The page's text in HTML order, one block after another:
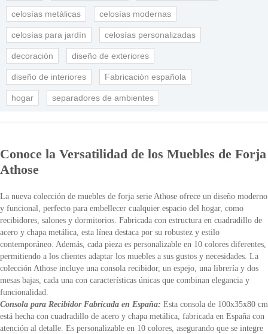
celosías metálicas celosías modernas
celosías para jardín celosías personalizadas
decoración diseño de exteriores
diseño de interiores Fabricación española
hogar separadores de ambientes
Conoce la Versatilidad de los Muebles de Forja
Athose
La nueva colección de muebles de forja serie Athose ofrece un diseño moderno
y funcional, perfecto para embellecer cualquier espacio del hogar, como
recibidores, salones y dormitorios. Fabricada con estructura en cuadradillo de
acero y chapa metálica, esta línea destaca por su robustez y estilo
contemporáneo. Además, cada pieza es personalizable en 10 colores diferentes,
permitiendo a los clientes adaptar los muebles a sus gustos y necesidades. La
colección Athose incluye una consola recibidor, un espejo, una librería y dos
mesas bajas, cada una con características únicas que combinan elegancia y
funcionalidad.
Consola para Recibidor Fabricada en España: Esta consola de 100x35x80 cm
está hecha con cuadradillo de acero y chapa metálica, fabricada en España con
atención al detalle. Es personalizable en 10 colores, asegurando que se integre